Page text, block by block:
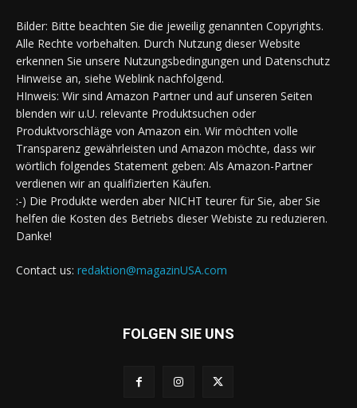
Bilder: Bitte beachten Sie die jeweilig genannten Copyrights.
Alle Rechte vorbehalten. Durch Nutzung dieser Website
erkennen Sie unsere Nutzungsbedingungen und Datenschutz
Hinweise an, siehe Weblink nachfolgend.
HInweis: Wir sind Amazon Partner und auf unseren Seiten
blenden wir u.U. relevante Produktsuchen oder
Produktvorschläge von Amazon ein. Wir möchten volle
Transparenz gewährleisten und Amazon möchte, dass wir
wörtlich folgendes Statement geben: Als Amazon-Partner
verdienen wir an qualifizierten Käufen.
:-) Die Produkte werden aber NICHT teurer für Sie, aber Sie
helfen die Kosten des Betriebs dieser Webiste zu reduzieren.
Danke!
Contact us: redaktion@magazinUSA.com
FOLGEN SIE UNS